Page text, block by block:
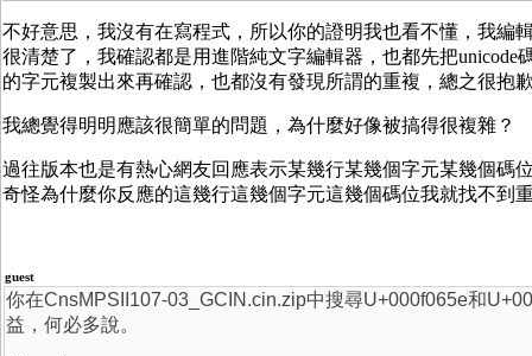
不好意思，我沒有在寫程式，所以你的證明我也看不懂，我編
很清楚了，我確認都是用進階純文字編輯器，也都先把
的字元複製出來再確認，也都沒有發現所謂的重複，總之很抱
我總覺得明明應該很簡單的問題，為什麼好像被搞得很複雜？
過往版本也是有熱心網友回應表示某幾行某幾個字元某幾個碼
奇怪為什麼你反應的這幾行這幾個字元這幾個碼位我就找不到
guest
你在CnsMPSII107-03_GCIN.cin.zip中搜尋U+000f065e和
益，何必多說。